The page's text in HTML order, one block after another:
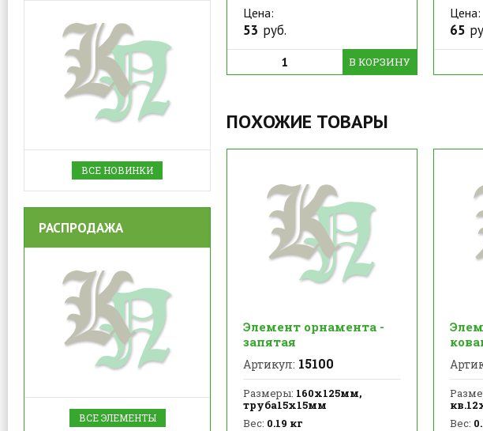
ВСЕ НОВИНКИ
РАСПРОДАЖА
ВСЕ ЭЛЕМЕНТЫ
Цена:
53 руб.
В КОРЗИНУ
Цена:
65
ПОХОЖИЕ ТОВАРЫ
Элемент орнамента -
запятая
Артикул: 15100
Размеры: 160х125мм,
труба15х15мм
Вес: 0.19 кг
Вес: